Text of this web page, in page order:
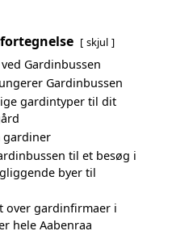
skjul
Gardinbussen
Gardinbussen
gardintyper til dit
gardiner
til et besøg i
byer til
over gardinfirmaer i
hele Aabenraa